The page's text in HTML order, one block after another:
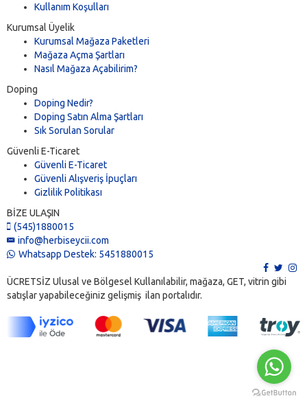
Kullanım Koşulları
Kurumsal Üyelik
Kurumsal Mağaza Paketleri
Mağaza Açma Şartları
Nasıl Mağaza Açabilirim?
Doping
Doping Nedir?
Doping Satın Alma Şartları
Sık Sorulan Sorular
Güvenli E-Ticaret
Güvenli E-Ticaret
Güvenli Alışveriş İpuçları
Gizlilik Politikası
BİZE ULAŞIN
(545)1880015
info@herbiseycii.com
Whatsapp Destek: 5451880015
ÜCRETSİZ Ulusal ve Bölgesel Kullanılabilir, mağaza, GET, vitrin gibi
satışlar yapabileceğiniz gelişmiş ilan portalıdır.